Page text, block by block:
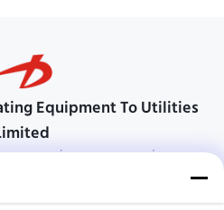
Equipment To Utilities
στις απαιτήσεις των